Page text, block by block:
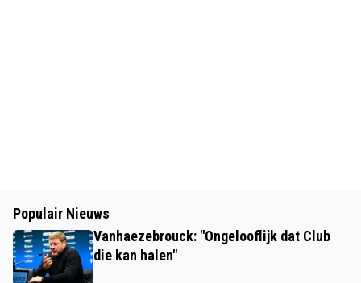
Populair Nieuws
Vanhaezebrouck: "Ongelooflijk dat Club
die kan halen"